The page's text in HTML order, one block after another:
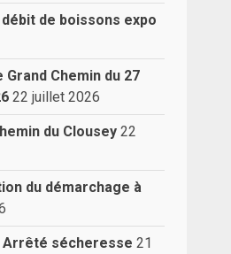
de boissons expo
Chemin du 27
22 juillet 2026
du Clousey 22
du démarchage à
Arrêté sécheresse 21